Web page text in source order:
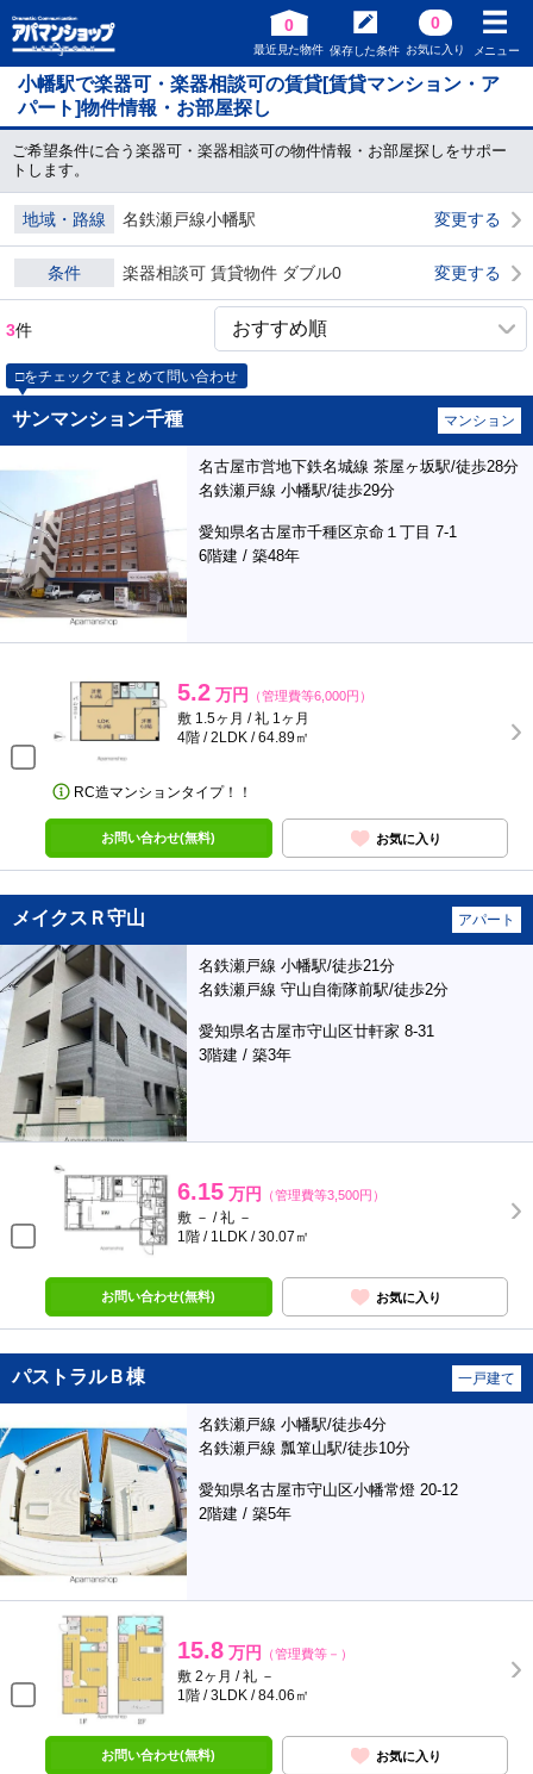
0
最近見た物件 保存した条件
0
お気に入り メニュー
小幡駅で楽器可・楽器相談可の賃貸[賃貸マンション・ア
パート]物件情報・お部屋探し
ご希望条件に合う楽器可・楽器相談可の物件情報・お部屋探しをサポー
トします。
地域・路線 名鉄瀬戸線小幡駅 変更する
条件 楽器相談可 賃貸物件 ダブル0 変更する
3件
□をチェックでまとめて問い合わせ
サンマンション千種 マンション
名古屋市営地下鉄名城線 茶屋ヶ坂駅/徒歩28分
名鉄瀬戸線 小幡駅/徒歩29分
愛知県名古屋市千種区京命１丁目 7-1
6階建 / 築48年
5.2 万円 （管理費等6,000円）
敷 1.5ヶ月 / 礼 1ヶ月
4階 / 2LDK / 64.89㎡
RC造マンションタイプ！！
お問い合わせ(無料) お気に入り
メイクスＲ守山 アパート
名鉄瀬戸線 小幡駅/徒歩21分
名鉄瀬戸線 守山自衛隊前駅/徒歩2分
愛知県名古屋市守山区廿軒家 8-31
3階建 / 築3年
6.15 万円 （管理費等3,500円）
敷 － / 礼 －
1階 / 1LDK / 30.07㎡
お問い合わせ(無料) お気に入り
パストラルＢ棟 一戸建て
名鉄瀬戸線 小幡駅/徒歩4分
名鉄瀬戸線 瓢箪山駅/徒歩10分
愛知県名古屋市守山区小幡常燈 20-12
2階建 / 築5年
15.8 万円 （管理費等－）
敷 2ヶ月 / 礼 －
1階 / 3LDK / 84.06㎡
お問い合わせ(無料) お気に入り